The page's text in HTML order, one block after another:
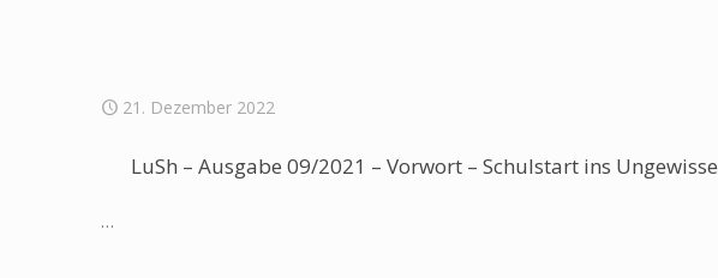
21. Dezember 2022
LuSh – Ausgabe 09/2021 – Vorwort – Schulstart ins Ungewisse
…